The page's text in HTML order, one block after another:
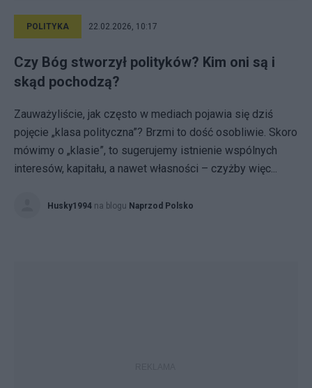
POLITYKA 22.02.2026, 10:17
Czy Bóg stworzył polityków? Kim oni są i
skąd pochodzą?
Zauważyliście, jak często w mediach pojawia się dziś
pojęcie „klasa polityczna”? Brzmi to dość osobliwie. Skoro
mówimy o „klasie”, to sugerujemy istnienie wspólnych
interesów, kapitału, a nawet własności – czyżby więc...
Husky1994 na blogu Naprzod Polsko